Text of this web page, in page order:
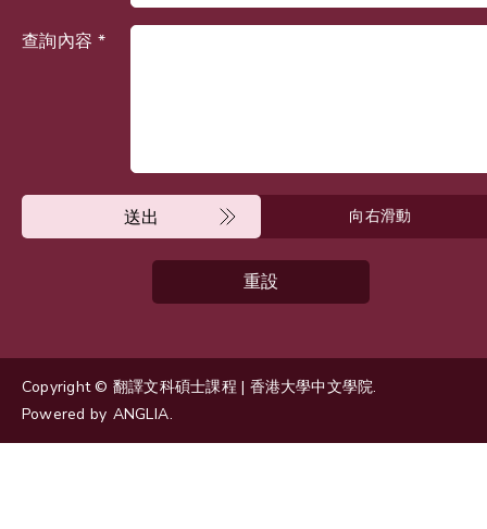
查詢內容 *
送出 向右滑動
重設
Copyright © 翻譯文科碩士課程 | 香港大學中文學院.
Powered by ANGLIA.